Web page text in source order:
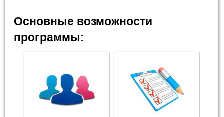
Основные возможности
программы: